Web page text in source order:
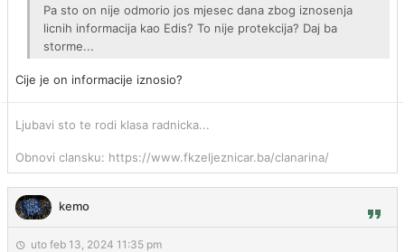
Pa sto on nije odmorio jos mjesec dana zbog iznosenja
licnih informacija kao Edis? To nije protekcija? Daj ba
storme...
Cije je on informacije iznosio?
Ljubavi sto te rodi klasa radnicka...
Obnovi clansku: https://www.fkzeljeznicar.ba/clanarina/
kemo
uto feb 13, 2024 11:35 pm